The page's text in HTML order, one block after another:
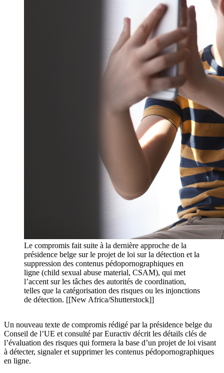
Le compromis fait suite à la dernière approche de la
présidence belge sur le projet de loi sur la détection et la
suppression des contenus pédopornographiques en
ligne (child sexual abuse material, CSAM), qui met
l’accent sur les tâches des autorités de coordination,
telles que la catégorisation des risques ou les injonctions
de détection. [[New Africa/Shutterstock]]
Un nouveau texte de compromis rédigé par la présidence belge du
Conseil de l’UE et consulté par Euractiv décrit les détails clés de
l’évaluation des risques qui formera la base d’un projet de loi visant
à détecter, signaler et supprimer les contenus pédopornographiques
en ligne.